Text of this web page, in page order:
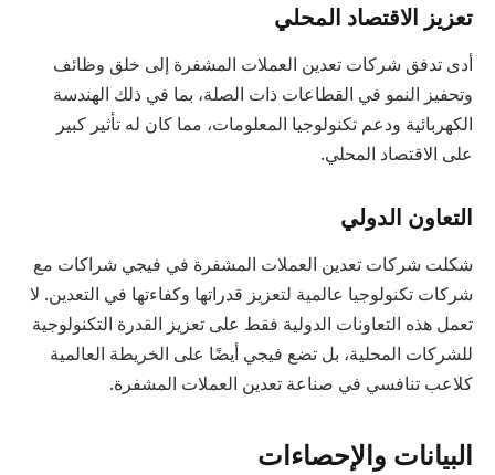
تعزيز الاقتصاد المحلي
أدى تدفق شركات تعدين العملات المشفرة إلى خلق وظائف
وتحفيز النمو في القطاعات ذات الصلة، بما في ذلك الهندسة
الكهربائية ودعم تكنولوجيا المعلومات، مما كان له تأثير كبير
على الاقتصاد المحلي.
التعاون الدولي
شكلت شركات تعدين العملات المشفرة في فيجي شراكات مع
شركات تكنولوجيا عالمية لتعزيز قدراتها وكفاءتها في التعدين. لا
تعمل هذه التعاونات الدولية فقط على تعزيز القدرة التكنولوجية
للشركات المحلية، بل تضع فيجي أيضًا على الخريطة العالمية
كلاعب تنافسي في صناعة تعدين العملات المشفرة.
البيانات والإحصاءات